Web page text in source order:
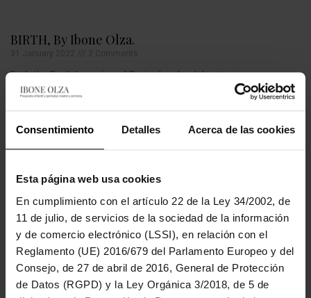
Consentimiento Detalles Acerca de las cookies
Esta página web usa cookies
En cumplimiento con el artículo 22 de la Ley 34/2002, de
11 de julio, de servicios de la sociedad de la información
y de comercio electrónico (LSSI), en relación con el
Reglamento (UE) 2016/679 del Parlamento Europeo y del
Consejo, de 27 de abril de 2016, General de Protección
de Datos (RGPD) y la Ley Orgánica 3/2018, de 5 de
BIRTH, By Ibone Olza.
Birth the English version of Parir, el poder del parto, is now
published and available trhough amazon